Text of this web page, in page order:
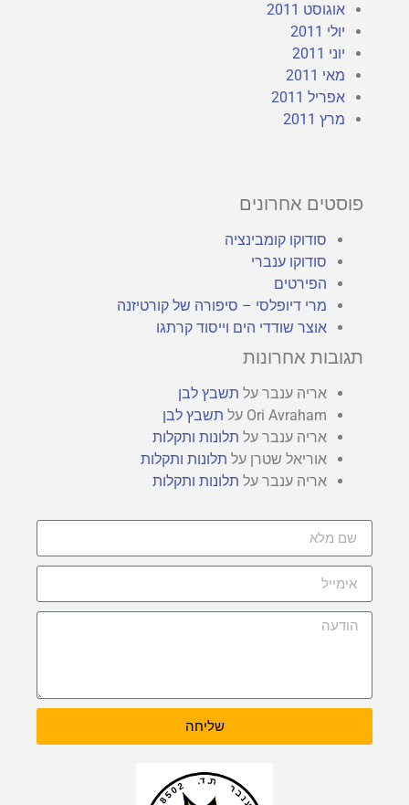
אוגוסט 2011
יולי 2011
יוני 2011
מאי 2011
אפריל 2011
מרץ 2011
פוסטים אחרונים
סודוקו קומבינציה
סודוקו ענברי
הפירטים
מרי דיופלסי – סיפורה של קורטיזנה
אוצר שודדי הים וייסוד קרתגו
תגובות אחרונות
אריה ענבר על תשבץ לבן
Ori Avraham על תשבץ לבן
אריה ענבר על תלונות ותקלות
אוריאל שטרן על תלונות ותקלות
אריה ענבר על תלונות ותקלות
שליחה